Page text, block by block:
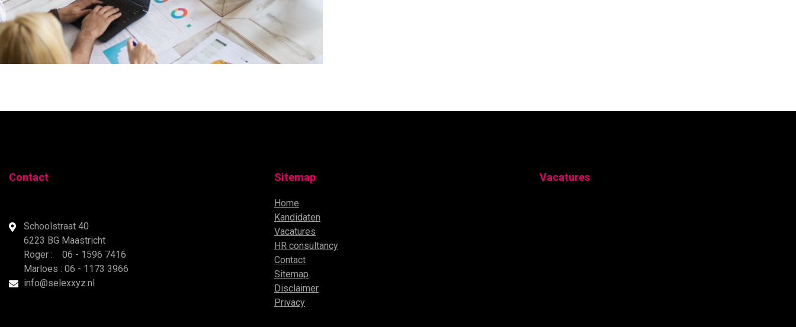
Contact
Schoolstraat 40
6223 BG Maastricht
Roger : 06 - 1596 7416
Marloes : 06 - 1173 3966
info@selexxyz.nl
Sitemap
Home
Kandidaten
Vacatures
HR consultancy
Contact
Sitemap
Disclaimer
Privacy
Vacatures